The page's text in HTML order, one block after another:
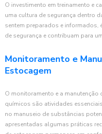
O investimento em treinamento e
uma cultura de segurança dentro
sentem preparados e informados,
de segurança e contribuam para
Monitoramento e
Estocagem
O monitoramento e a
químicos são atividades
no manuseio de substâncias
apresentadas algumas práticas